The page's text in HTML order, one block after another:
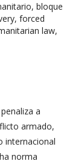
bloque
forced
law,
a
armado,
internacional
norma